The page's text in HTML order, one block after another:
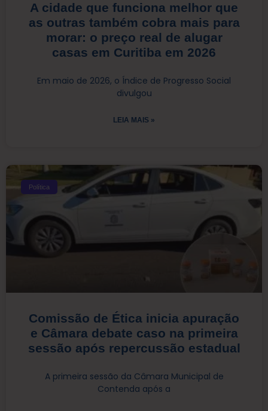
A cidade que funciona melhor que
as outras também cobra mais para
morar: o preço real de alugar
casas em Curitiba em 2026
Em maio de 2026, o Índice de Progresso Social
divulgou
LEIA MAIS »
Política
Comissão de Ética inicia apuração
e Câmara debate caso na primeira
sessão após repercussão estadual
A primeira sessão da Câmara Municipal de
Contenda após a